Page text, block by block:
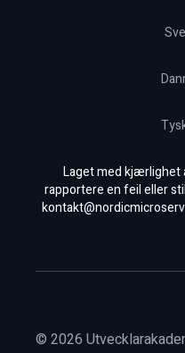
Laget med kjærlighet
rapportere en feil eller
© 2026